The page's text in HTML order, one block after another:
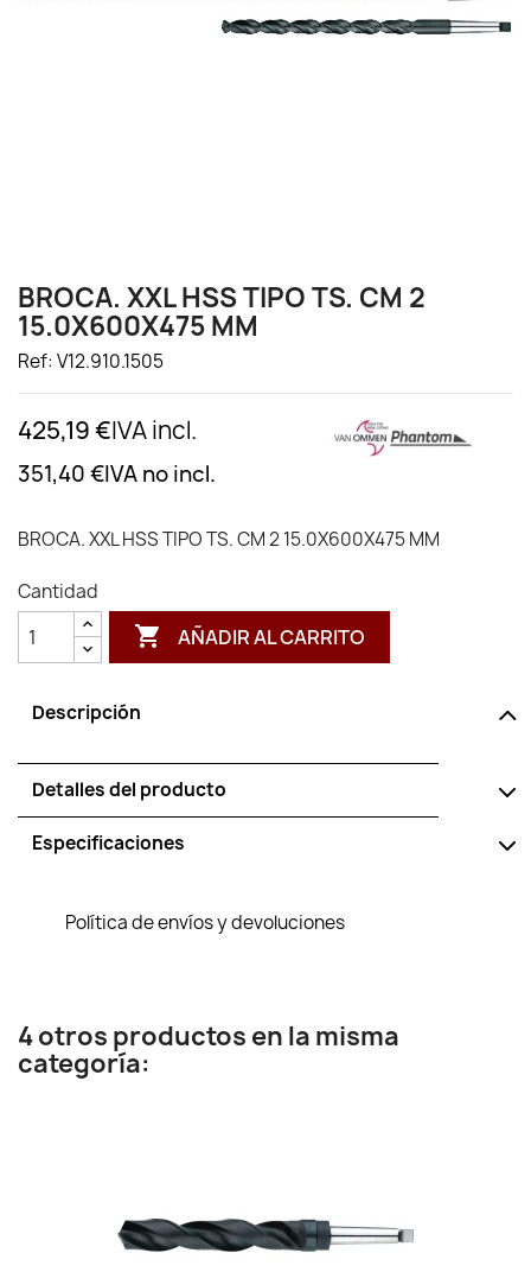
BROCA. XXL HSS TIPO TS. CM 2
15.0X600X475 MM
Ref: V12.910.1505
425,19 €IVA incl.
351,40 €IVA no incl.
BROCA. XXL HSS TIPO TS. CM 2 15.0X600X475 MM
Cantidad
 AÑADIR AL CARRITO
Descripción
Detalles del producto
Especificaciones
Política de envíos y devoluciones
4 otros productos en la misma
categoría: